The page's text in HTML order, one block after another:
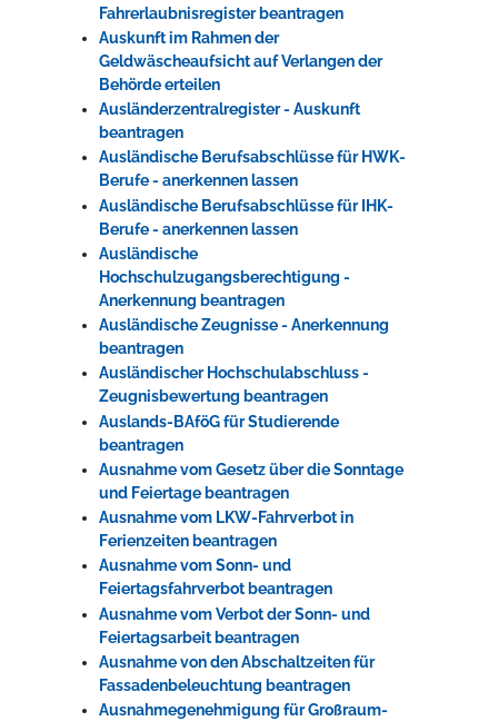
Fahrerlaubnisregister beantragen
Auskunft im Rahmen der
Geldwäscheaufsicht auf Verlangen der
Behörde erteilen
Ausländerzentralregister - Auskunft
beantragen
Ausländische Berufsabschlüsse für HWK-
Berufe - anerkennen lassen
Ausländische Berufsabschlüsse für IHK-
Berufe - anerkennen lassen
Ausländische
Hochschulzugangsberechtigung -
Anerkennung beantragen
Ausländische Zeugnisse - Anerkennung
beantragen
Ausländischer Hochschulabschluss -
Zeugnisbewertung beantragen
Auslands-BAföG für Studierende
beantragen
Ausnahme vom Gesetz über die Sonntage
und Feiertage beantragen
Ausnahme vom LKW-Fahrverbot in
Ferienzeiten beantragen
Ausnahme vom Sonn- und
Feiertagsfahrverbot beantragen
Ausnahme vom Verbot der Sonn- und
Feiertagsarbeit beantragen
Ausnahme von den Abschaltzeiten für
Fassadenbeleuchtung beantragen
Ausnahmegenehmigung für Großraum-